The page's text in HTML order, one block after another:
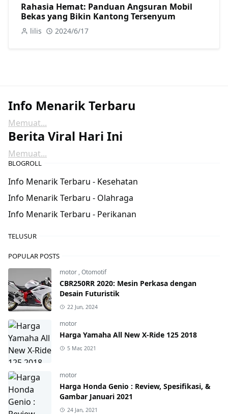
Rahasia Hemat: Panduan Angsuran Mobil
Bekas yang Bikin Kantong Tersenyum
lilis 2024/6/17
Info Menarik Terbaru
Memuat...
Berita Viral Hari Ini
Memuat...
BLOGROLL
Info Menarik Terbaru - Kesehatan
Info Menarik Terbaru - Olahraga
Info Menarik Terbaru - Perikanan
TELUSUR
POPULAR POSTS
motor ,Otomotif
CBR250RR 2020: Mesin Perkasa dengan
Desain Futuristik
22 Jun, 2024
motor
Harga Yamaha All New X-Ride 125 2018
5 Mar, 2021
motor
Harga Honda Genio : Review, Spesifikasi, &
Gambar Januari 2021
24 Jan, 2021